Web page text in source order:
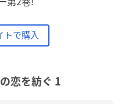
トで購入
恋を紡ぐ 1